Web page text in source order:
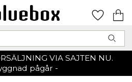
VIA SAJTEN NU.
pågår -